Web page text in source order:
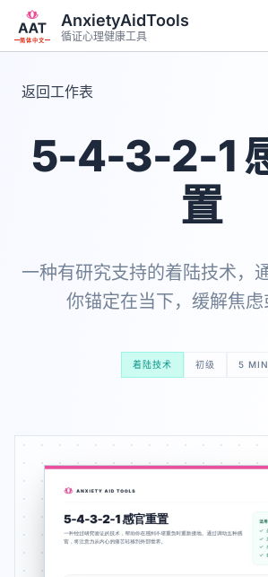
跳转到主要内容
简体中文
AnxietyAidTools
循证心理健康工具
返回工作表
5-4-3-2-1
置
一种有研究支持的着陆技术，
你锚定在当下，缓解焦虑
着陆技术 初级 5 MIN